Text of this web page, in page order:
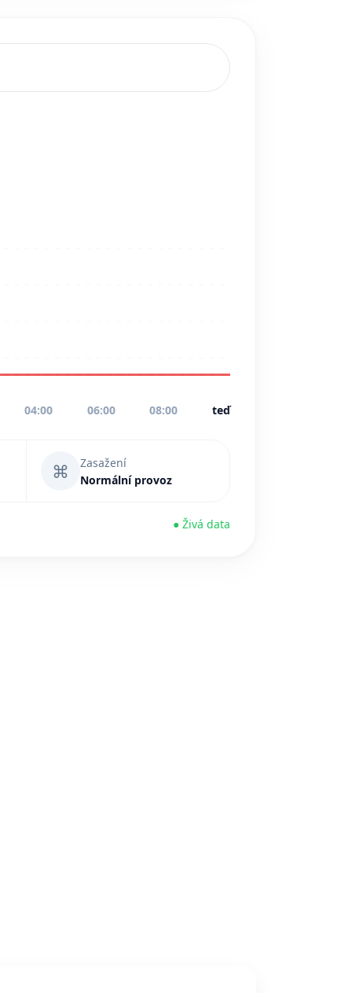
04:00 06:00 08:00 teď
⌘
Zasažení
Normální provoz
● Živá data